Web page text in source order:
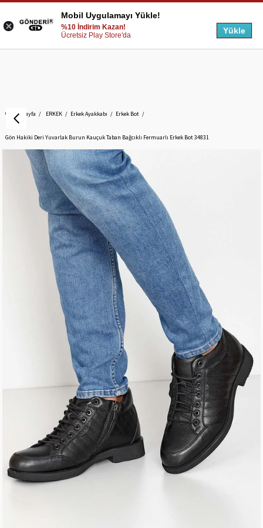
Anasayfa ERKEK Erkek Ayakkabı Erkek Bot
Gön Hakiki Deri Yuvarlak Burun Kauçuk Taban Bağcıklı Fermuarlı Erkek Bot 34831
Mobil Uygulamayı Yükle!
%10 İndirim Kazan!
Ücretsiz Play Store'da
Yükle